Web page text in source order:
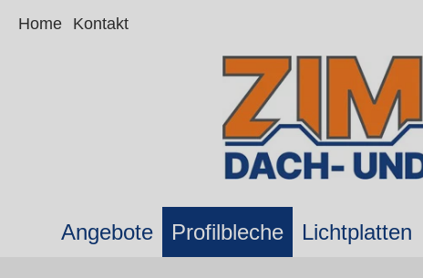
Home Kontakt
Angebote Profilbleche Lichtplatten